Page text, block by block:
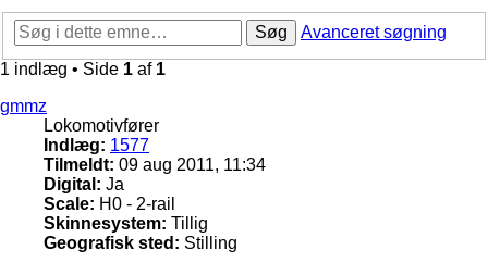
Søg
Avanceret søgning
1 indlæg • Side 1 af 1
gmmz
Lokomotivfører
Indlæg: 1577
Tilmeldt: 09 aug 2011, 11:34
Digital: Ja
Scale: H0 - 2-rail
Skinnesystem: Tillig
Geografisk sted: Stilling